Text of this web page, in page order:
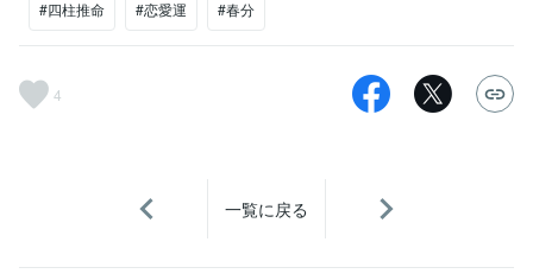
#四柱推命 #恋愛運 #春分
4
一覧に戻る